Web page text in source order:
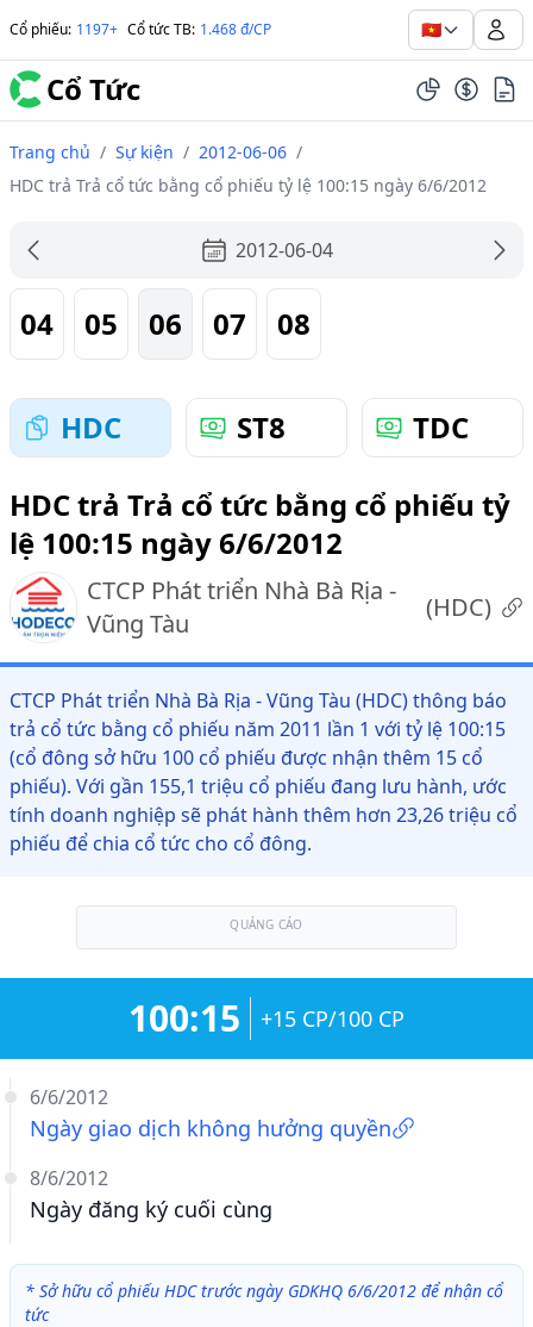
Cổ phiếu: 1197+ Cổ tức TB: 1.468 đ/CP 🇻🇳
Cổ Tức
Trang chủ / Sự kiện / 2012-06-06 /
HDC trả Trả cổ tức bằng cổ phiếu tỷ lệ 100:15 ngày 6/6/2012
2012-06-04
04 05 06 07 08
HDC ST8
TDC
HDC trả Trả cổ tức bằng cổ phiếu tỷ
lệ 100:15 ngày 6/6/2012
CTCP Phát triển Nhà Bà Rịa -
Vũng Tàu
(HDC)
CTCP Phát triển Nhà Bà Rịa - Vũng Tàu (HDC) thông báo
trả cổ tức bằng cổ phiếu năm 2011 lần 1 với tỷ lệ 100:15
(cổ đông sở hữu 100 cổ phiếu được nhận thêm 15 cổ
phiếu). Với gần 155,1 triệu cổ phiếu đang lưu hành, ước
tính doanh nghiệp sẽ phát hành thêm hơn 23,26 triệu cổ
phiếu để chia cổ tức cho cổ đông.
QUẢNG CÁO
6/6/2012
Ngày giao dịch không hưởng quyền
8/6/2012
Ngày đăng ký cuối cùng
100:15 +15 CP/100 CP
* Sở hữu cổ phiếu HDC trước ngày GDKHQ 6/6/2012 để nhận cổ
tức